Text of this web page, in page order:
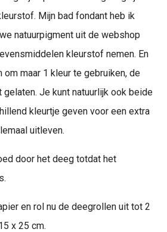
Mijn bad fondant heb ik
natuurpigment uit de webshop
kleurstof nemen. En
maar 1 kleur te gebruiken, de
Je kunt natuurlijk ook beide
kleurtje geven voor een extra
uitleven.
door het deeg totdat het
en rol nu de deegrollen uit tot 2
x 25 cm.